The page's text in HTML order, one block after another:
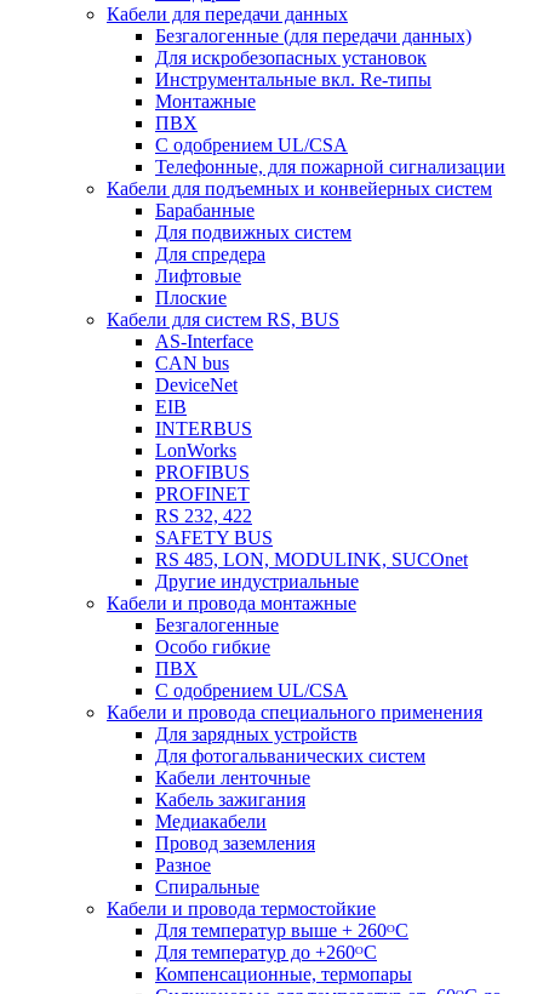
Кабели для передачи данных
Безгалогенные (для передачи данных)
Для искробезопасных установок
Инструментальные вкл. Re-типы
Монтажные
ПВХ
С одобрением UL/CSA
Телефонные, для пожарной сигнализации
Кабели для подъемных и конвейерных систем
Барабанные
Для подвижных систем
Для спредера
Лифтовые
Плоские
Кабели для систем RS, BUS
AS-Interface
CAN bus
DeviceNet
EIB
INTERBUS
LonWorks
PROFIBUS
PROFINET
RS 232, 422
SAFETY BUS
RS 485, LON, MODULINK, SUCOnet
Другие индустриальные
Кабели и провода монтажные
Безгалогенные
Особо гибкие
ПВХ
С одобрением UL/CSA
Кабели и провода специального применения
Для зарядных устройств
Для фотогальванических систем
Кабели ленточные
Кабель зажигания
Медиакабели
Провод заземления
Разное
Спиральные
Кабели и провода термостойкие
Для температур выше + 260ᴼС
Для температур до +260ᴼС
Компенсационные, термопары